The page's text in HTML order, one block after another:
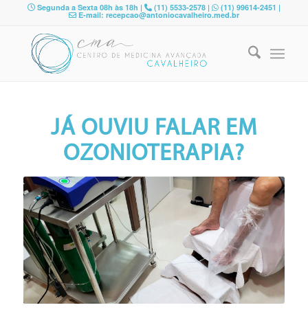
Segunda a Sexta 08h às 18h | (11) 5533-2578 | (11) 99614-2451 |
E-mail: recepcao@antoniocavalheiro.med.br
JÁ OUVIU FALAR EM
OZONIOTERAPIA?